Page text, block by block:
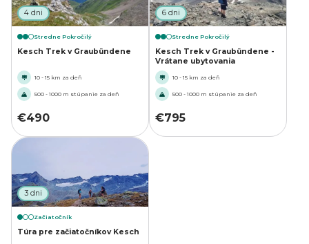
4 dni
Stredne Pokročilý
Kesch Trek v Graubündene
10 - 15 km za deň
500 - 1000 m stúpanie za deň
€490
6 dni
Stredne Pokročilý
Kesch Trek v Graubündene -
Vrátane ubytovania
10 - 15 km za deň
500 - 1000 m stúpanie za deň
€795
3 dni
Začiatočník
Túra pre začiatočníkov Kesch